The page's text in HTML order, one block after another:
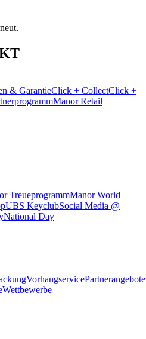
& GarantieClick + CollectClick +
Manor Retail
TreueprogrammManor World
UBS KeyclubSocial Media @
National Day
VorhangservicePartnerangebote
Wettbewerbe